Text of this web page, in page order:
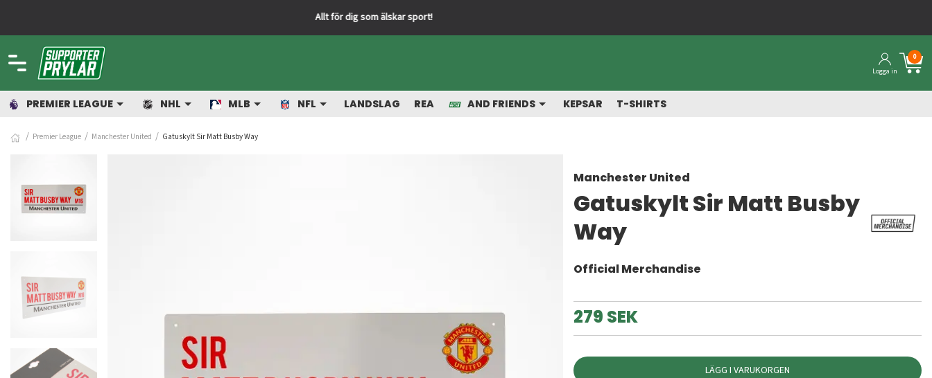
Logga in
0
PREMIER LEAGUE NHL MLB NFL LANDSLAG REA AND FRIENDS KEPSAR T-SHIRTS
Premier League Manchester United Gatuskylt Sir Matt Busby Way
Manchester United
Gatuskylt Sir Matt Busby
Way
Official Merchandise
279 SEK
LÄGG I VARUKORGEN